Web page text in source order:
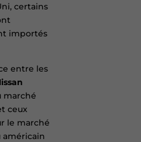
certains
importés
entre les
marché
ceux
le marché
américain